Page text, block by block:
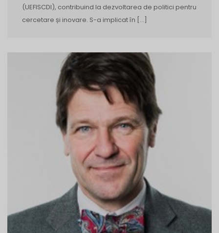
(UEFISCDI), contribuind la dezvoltarea de politici pentru
cercetare și inovare. S-a implicat în […]